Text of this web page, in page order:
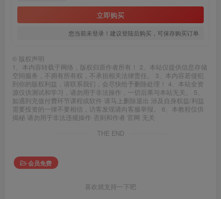
立即购买
您当前未登录！建议登陆后购买，可保存购买订单
© 版权声明
1、本内容转载于网络，版权归原作者所有！ 2、本站仅提供信息存储
空间服务，不拥有所有权，不承担相关法律责任。 3、本内容若侵犯
到你的版权利益，请联系我们，会尽快给予删除处理！ 4、本站全资
源仅供测试和学习，请勿用于非法操作，一切后果与本站无关。 5、
如遇到充值付费环节课程或软件 请马上删除退出 涉及自身权益/利益
需要投资的一律不要相信，访客发现请向客服举报。 6、本教程仅供
揭秘 请勿用于非法违规操作 否则和作者 官网 无关
THE END
会员免费
喜欢就支持一下吧